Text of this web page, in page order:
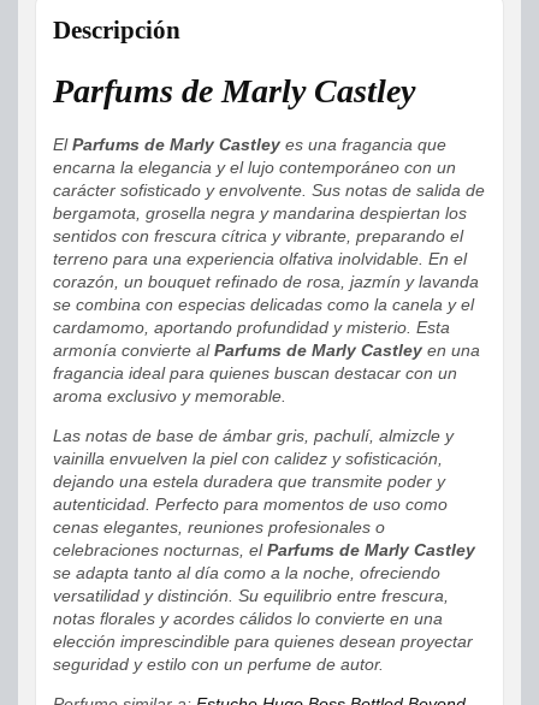
Descripción
Parfums de Marly Castley
ElParfums de Marly Castley es una fragancia que
encarna la elegancia y el lujo contemporáneo con un
carácter sofisticado y envolvente. Sus notas de salida de
bergamota, grosella negra y mandarina despiertan los
sentidos con frescura cítrica y vibrante, preparando el
terreno para una experiencia olfativa inolvidable. En el
corazón, un bouquet refinado de rosa, jazmín y lavanda
se combina con especias delicadas como la canela y el
cardamomo, aportando profundidad y misterio. Esta
armonía convierte alParfums de Marly Castley en una
fragancia ideal para quienes buscan destacar con un
aroma exclusivo y memorable.
Las notas de base de ámbar gris, pachulí, almizcle y
vainilla envuelven la piel con calidez y sofisticación,
dejando una estela duradera que transmite poder y
autenticidad. Perfecto para momentos de uso como
cenas elegantes, reuniones profesionales o
celebraciones nocturnas, elParfums de Marly Castley
se adapta tanto al día como a la noche, ofreciendo
versatilidad y distinción. Su equilibrio entre frescura,
notas florales y acordes cálidos lo convierte en una
elección imprescindible para quienes desean proyectar
seguridad y estilo con un perfume de autor.